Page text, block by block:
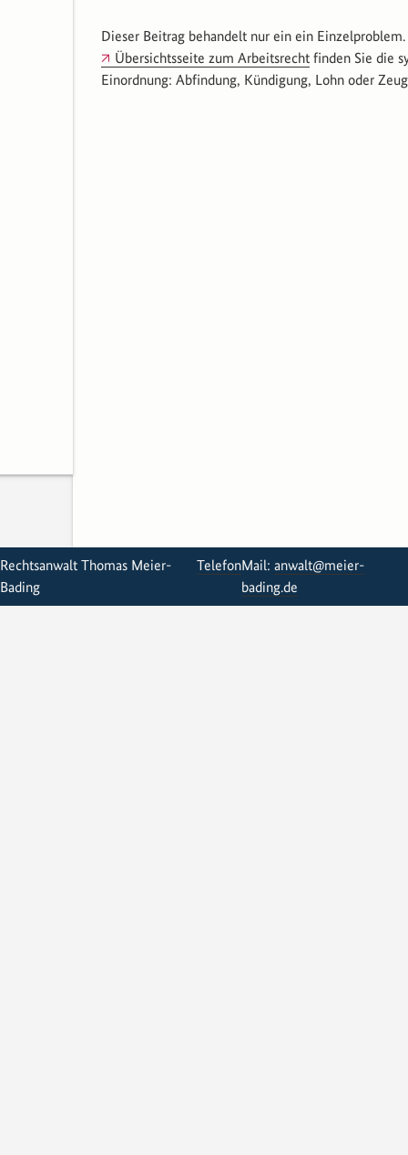
Dieser Beitrag behandelt nur ein ein
Übersichtsseite zum Arbeitsrecht finden Sie die
Einordnung: Abfindung, Kündigung, Lohn oder
Rechtsanwalt Thomas Meier-
Bading
TelefonMail: anwalt@meier-
bading.de